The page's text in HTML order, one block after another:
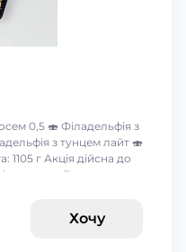
0,5 🍣 Філадельфія з
з тунцем лайт 🍣
1105 г Акція дійсна до
та знижки
Хочу